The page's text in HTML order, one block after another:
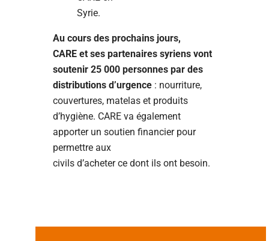
Syrie.
Au cours des prochains jours,
CARE et ses partenaires syriens vont
soutenir 25 000 personnes par des
distributions d’urgence : nourriture,
couvertures, matelas et produits
d’hygiène. CARE va également
apporter un soutien financier pour
permettre aux
civils d’acheter ce dont ils ont besoin.